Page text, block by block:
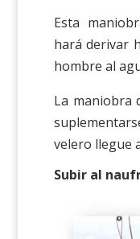
Esta
hará derivar
hombre al
La maniobra
velero llegue
Subir al